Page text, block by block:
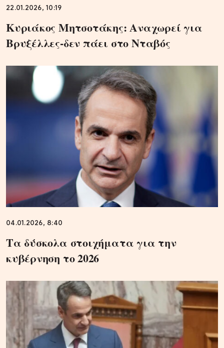
22.01.2026, 10:19
Κυριάκος Μητσοτάκης: Αναχωρεί για
Βρυξέλλες-δεν πάει στο Νταβός
04.01.2026, 8:40
Τα δύσκολα στοιχήματα για την
κυβέρνηση το 2026